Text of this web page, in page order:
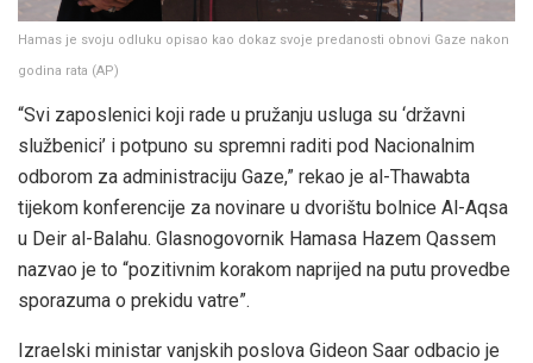
Hamas je svoju odluku opisao kao dokaz svoje predanosti obnovi Gaze nakon
godina rata (AP)
“Svi zaposlenici koji rade u pružanju usluga su ‘državni
službenici’ i potpuno su spremni raditi pod Nacionalnim
odborom za administraciju Gaze,” rekao je al-Thawabta
tijekom konferencije za novinare u dvorištu bolnice Al-Aqsa
u Deir al-Balahu. Glasnogovornik Hamasa Hazem Qassem
nazvao je to “pozitivnim korakom naprijed na putu provedbe
sporazuma o prekidu vatre”.
Izraelski ministar vanjskih poslova Gideon Saar odbacio je